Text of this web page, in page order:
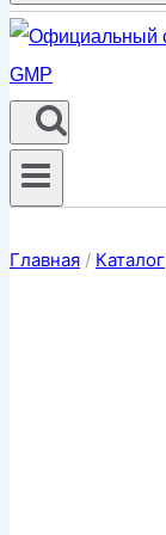
Главная / Каталог